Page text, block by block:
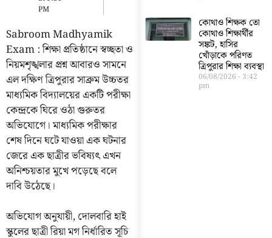
PM
Sabroom Madhyamik
Exam : শিক্ষা প্রতিষ্ঠানে স্বচ্ছতা ও
নিয়মশৃঙ্খলার প্রশ্ন আবারও সামনে
এল দক্ষিণ ত্রিপুরার সাব্রুম উচ্চতর
মাধ্যমিক বিদ্যালয়ের একটি পরীক্ষা
কেন্দ্রকে ঘিরে ওঠা গুরুতর
অভিযোগে। মাধ্যমিক পরীক্ষার
শেষ দিনে ঘটে যাওয়া এক ঘটনার
জেরে এক ছাত্রীর ভবিষ্যৎ এখন
অনিশ্চয়তার মুখে পড়েছে বলে
দাবি উঠেছে।
অভিযোগ অনুযায়ী, দোলবারি হাই
স্কুলের ছাত্রী রিয়া মগ নির্ধারিত সূচি
কোথাও শিক্ষক তো
কোথাও শিক্ষার্থীর
সঙ্কট, হাসির
খোঁড়াকে পরিণত
ত্রিপুরার শিক্ষা ব্যবস্থা
06/08/2026 3:42
pm